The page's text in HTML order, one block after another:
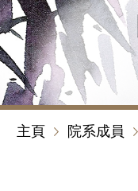
主頁 院系成員